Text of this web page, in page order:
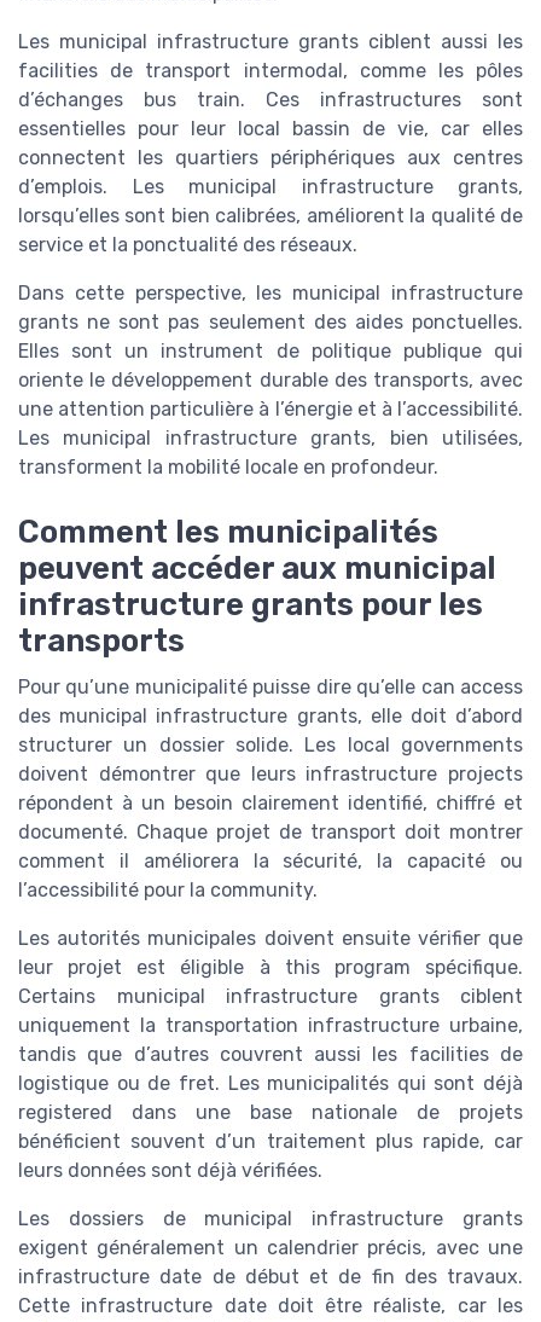
Les municipal infrastructure grants ciblent aussi les
facilities de transport intermodal, comme les pôles
d’échanges bus train. Ces infrastructures sont
essentielles pour leur local bassin de vie, car elles
connectent les quartiers périphériques aux centres
d’emplois. Les municipal infrastructure grants,
lorsqu’elles sont bien calibrées, améliorent la qualité de
service et la ponctualité des réseaux.
Dans cette perspective, les municipal infrastructure
grants ne sont pas seulement des aides ponctuelles.
Elles sont un instrument de politique publique qui
oriente le développement durable des transports, avec
une attention particulière à l’énergie et à l’accessibilité.
Les municipal infrastructure grants, bien utilisées,
transforment la mobilité locale en profondeur.
Comment les municipalités
peuvent accéder aux municipal
infrastructure grants pour les
transports
Pour qu’une municipalité puisse dire qu’elle can access
des municipal infrastructure grants, elle doit d’abord
structurer un dossier solide. Les local governments
doivent démontrer que leurs infrastructure projects
répondent à un besoin clairement identifié, chiffré et
documenté. Chaque projet de transport doit montrer
comment il améliorera la sécurité, la capacité ou
l’accessibilité pour la community.
Les autorités municipales doivent ensuite vérifier que
leur projet est éligible à this program spécifique.
Certains municipal infrastructure grants ciblent
uniquement la transportation infrastructure urbaine,
tandis que d’autres couvrent aussi les facilities de
logistique ou de fret. Les municipalités qui sont déjà
registered dans une base nationale de projets
bénéficient souvent d’un traitement plus rapide, car
leurs données sont déjà vérifiées.
Les dossiers de municipal infrastructure grants
exigent généralement un calendrier précis, avec une
infrastructure date de début et de fin des travaux.
Cette infrastructure date doit être réaliste, car les